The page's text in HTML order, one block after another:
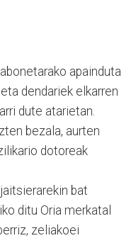
apainduta
dendariek elkarren
dute atarietan.
bezala, aurten
dotoreak
bat
ditu Oria merkatal
zeliakoei